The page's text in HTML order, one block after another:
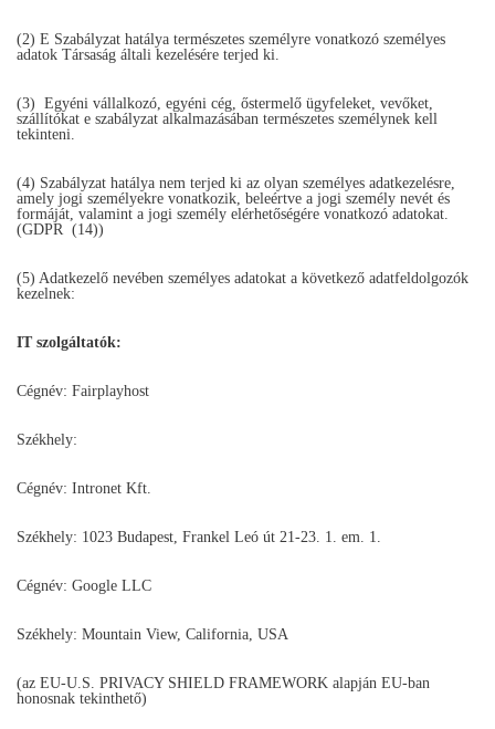
(2) E Szabályzat hatálya természetes személyre vonatkozó személyes
adatok Társaság általi kezelésére terjed ki.
(3) Egyéni vállalkozó, egyéni cég, őstermelő ügyfeleket, vevőket,
szállítókat e szabályzat alkalmazásában természetes személynek kell
tekinteni.
(4) Szabályzat hatálya nem terjed ki az olyan személyes adatkezelésre,
amely jogi személyekre vonatkozik, beleértve a jogi személy nevét és
formáját, valamint a jogi személy elérhetőségére vonatkozó adatokat.
(GDPR (14))
(5) Adatkezelő nevében személyes adatokat a következő adatfeldolgozók
kezelnek:
IT szolgáltatók:
Cégnév: Fairplayhost
Székhely:
Cégnév: Intronet Kft.
Székhely: 1023 Budapest, Frankel Leó út 21-23. 1. em. 1.
Cégnév: Google LLC
Székhely: Mountain View, California, USA
(az EU-U.S. PRIVACY SHIELD FRAMEWORK alapján EU-ban
honosnak tekinthető)